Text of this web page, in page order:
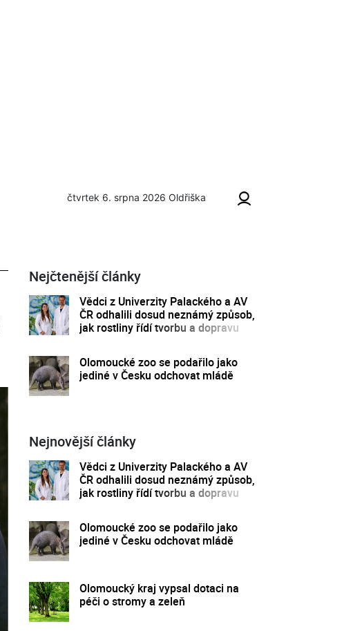
čtvrtek 6. srpna 2026 Oldřiška
Nejčtenější články
Vědci z Univerzity Palackého a AV
ČR odhalili dosud neznámý způsob,
jak rostliny řídí tvorbu a dopravu
Olomoucké zoo se podařilo jako
jediné v Česku odchovat mládě
Nejnovější články
Vědci z Univerzity Palackého a AV
ČR odhalili dosud neznámý způsob,
jak rostliny řídí tvorbu a dopravu
Olomoucké zoo se podařilo jako
jediné v Česku odchovat mládě
Olomoucký kraj vypsal dotaci na
péči o stromy a zeleň